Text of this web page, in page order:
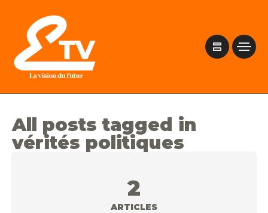
All posts tagged in
vérités politiques
2
ARTICLES